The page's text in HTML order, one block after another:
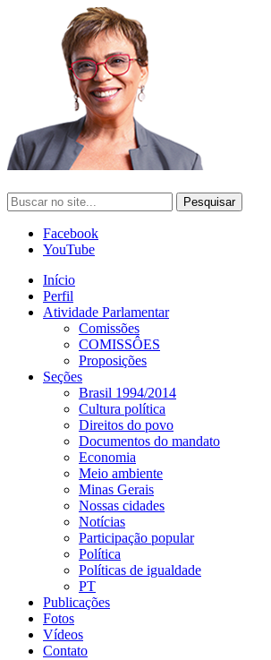
Facebook
YouTube
Início
Perfil
Atividade Parlamentar
Comissões
COMISSÔES
Proposições
Seções
Brasil 1994/2014
Cultura política
Direitos do povo
Documentos do mandato
Economia
Meio ambiente
Minas Gerais
Nossas cidades
Notícias
Participação popular
Política
Políticas de igualdade
PT
Publicações
Fotos
Vídeos
Contato